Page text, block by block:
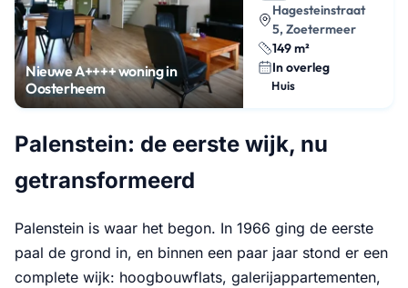
Nieuwe A++++ woning in
Oosterheem
Hagesteinstraat
5, Zoetermeer
149 m²
In overleg
Huis
Palenstein: de eerste wijk, nu
getransformeerd
Palenstein is waar het begon. In 1966 ging de eerste
paal de grond in, en binnen een paar jaar stond er een
complete wijk: hoogbouwflats, galerijappartementen,